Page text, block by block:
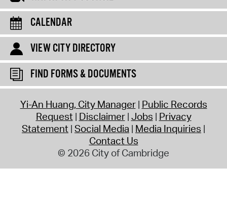
CALENDAR
VIEW CITY DIRECTORY
FIND FORMS & DOCUMENTS
Yi-An Huang, City Manager Public Records
Request Disclaimer Jobs Privacy
Statement Social Media Media Inquiries
Contact Us
© 2026 City of Cambridge